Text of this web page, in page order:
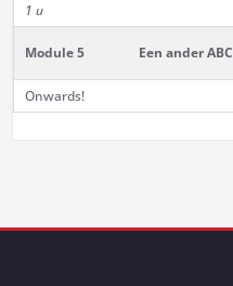
1 u
Module 5 Een ander ABC
Onwards!